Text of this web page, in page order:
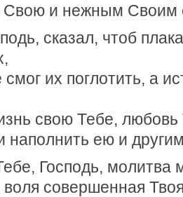
и нежным Своим
сказал, чтоб
их поглотить, а
свою Тебе,
наполнить ею и
Господь, молитва
совершенная